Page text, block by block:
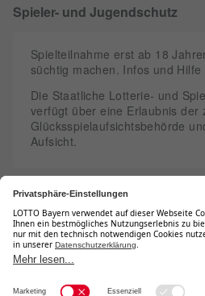
Spieler- und Jugendschutz
Spielteilnahme erst ab 18
süchtig machen. Infos und
Die Staatliche Lotterie- und
verfügt über eine Erlaubnis der
Glücksspielaufsichtsbehörde
Aufsicht.
Teilnahmebedingungen
Impressum